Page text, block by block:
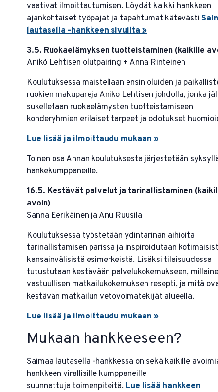
vaativat ilmoittautumisen. Löydät kaikki hankkeen
ajankohtaiset työpajat ja tapahtumat kätevästi
lautasella -hankkeen sivuilta »
3.5. Ruokaelämyksen tuotteistaminen (kaikille
Anikó Lehtisen olutpairing + Anna Rinteinen
Koulutuksessa maistellaan ensin oluiden ja
ruokien makupareja Aniko Lehtisen johdolla, jonka
sukelletaan ruokaelämysten tuotteistamiseen
kohderyhmien erilaiset tarpeet ja odotukset
Lue lisää ja ilmoittaudu mukaan »
Toinen osa Annan koulutuksesta järjestetään
hankekumppaneille.
16.5. Kestävät palvelut ja tarinallistaminen
avoin)
Sanna Eerikäinen ja Anu Ruusila
Koulutuksessa työstetään ydintarinan aihioita
tarinallistamisen parissa ja inspiroidutaan
kansainvälisistä esimerkeistä. Lisäksi tilaisuudessa
tutustutaan kestävään palvelukokemukseen,
vastuullisen matkailukokemuksen resepti, ja mitä
kestävän matkailun vetovoimatekijät alueella.
Lue lisää ja ilmoittaudu mukaan »
Mukaan hankkeeseen?
Saimaa lautasella -hankkessa on sekä kaikille
hankkeen virallisille kumppaneille
suunnattuja toimenpiteitä. Lue lisää hankkeen